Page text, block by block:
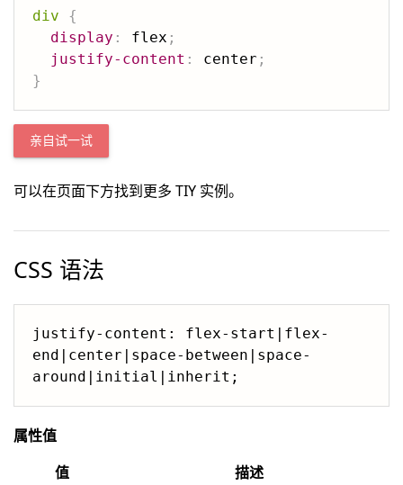
div
{
display : flex ;
justify-content : center ;
}
亲自试一试
可以在页面下方找到更多 TIY 实例。
CSS 语法
justify-content: flex-start|flex-
end|center|space-between|space-
around|initial|inherit;
属性值
值
描述